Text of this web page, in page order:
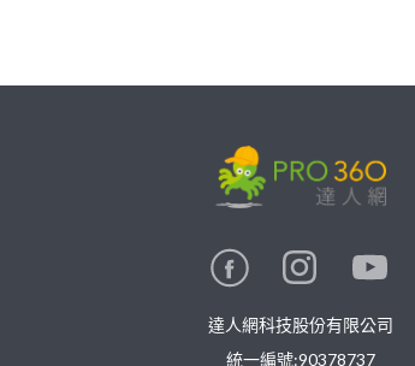
達人網科技股份有限公司
統一編號:90378737